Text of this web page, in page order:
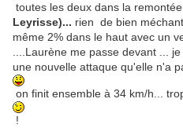
toutes les deux dans la
Leyrisse)... rien de bien
même 2% dans le haut avec un
....Laurène me passe devant ...
une nouvelle attaque qu'elle n'a
on finit ensemble à 34 km/h...
!